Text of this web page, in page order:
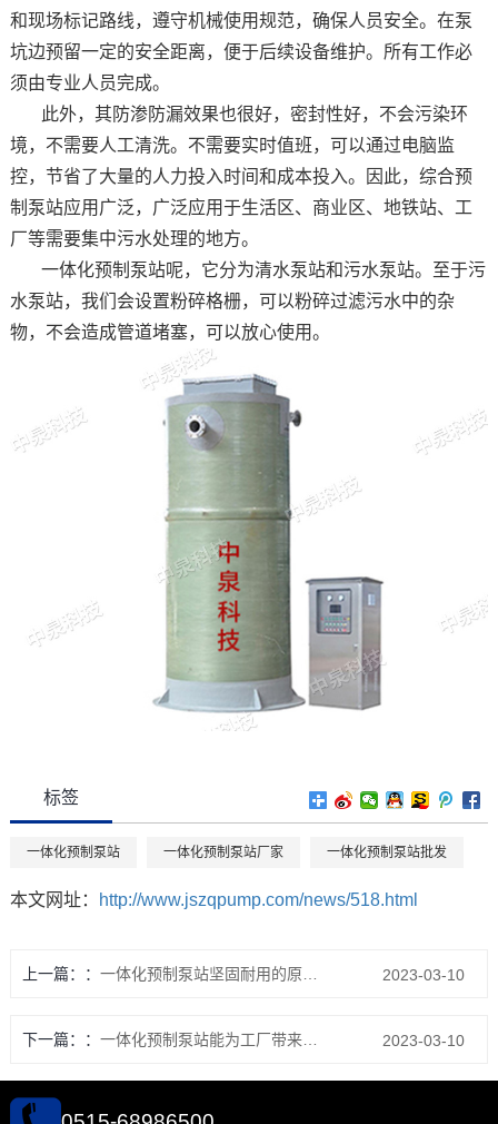
和现场标记路线，遵守机械使用规范，确保人员安全。在泵
坑边预留一定的安全距离，便于后续设备维护。所有工作必
须由专业人员完成。
此外，其防渗防漏效果也很好，密封性好，不会污染环
境，不需要人工清洗。不需要实时值班，可以通过电脑监
控，节省了大量的人力投入时间和成本投入。因此，综合预
制泵站应用广泛，广泛应用于生活区、商业区、地铁站、工
厂等需要集中污水处理的地方。
一体化预制泵站呢，它分为清水泵站和污水泵站。至于污
水泵站，我们会设置粉碎格栅，可以粉碎过滤污水中的杂
物，不会造成管道堵塞，可以放心使用。
标签
一体化预制泵站 一体化预制泵站厂家 一体化预制泵站批发
本文网址： http://www.jszqpump.com/news/518.html
上一篇： 一体化预制泵站坚固耐用的原因？ 2023-03-10
下一篇： 一体化预制泵站能为工厂带来哪些经济效益？ 2023-03-10